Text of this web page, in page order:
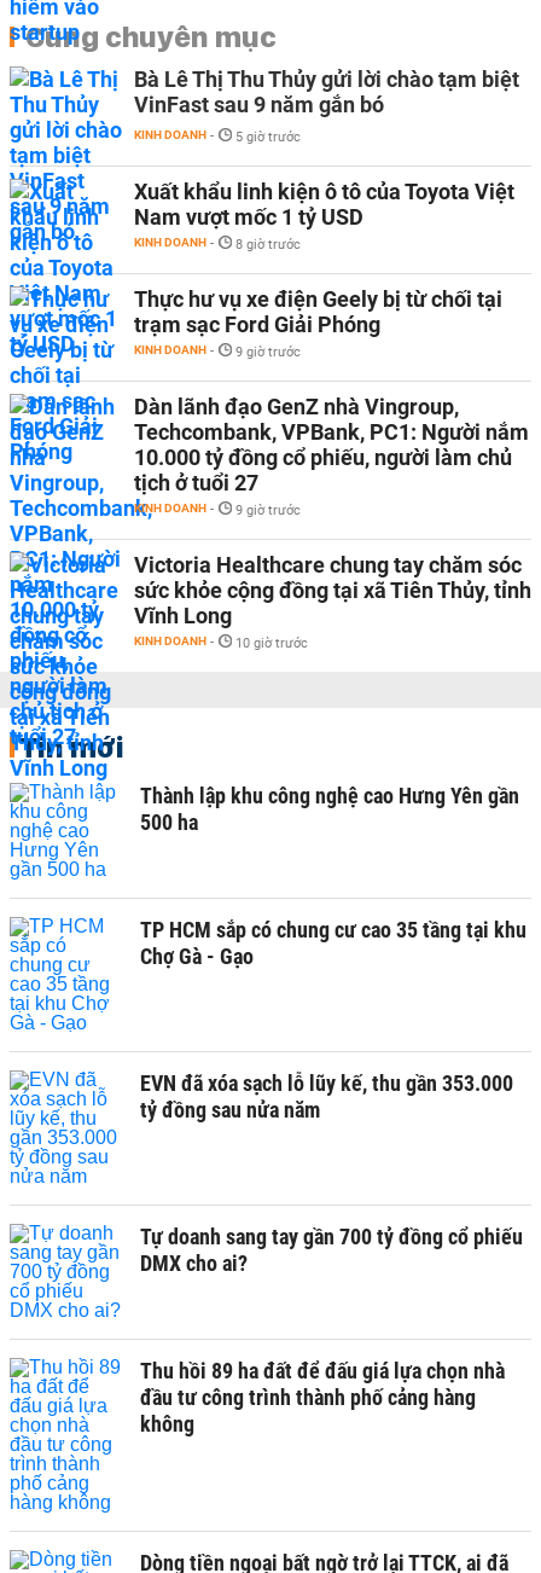
Cùng chuyên mục
Bà Lê Thị Thu Thủy gửi lời chào tạm biệt
VinFast sau 9 năm gắn bó
KINH DOANH - 5 giờ trước
Xuất khẩu linh kiện ô tô của Toyota Việt
Nam vượt mốc 1 tỷ USD
KINH DOANH - 8 giờ trước
Thực hư vụ xe điện Geely bị từ chối tại
trạm sạc Ford Giải Phóng
KINH DOANH - 9 giờ trước
Dàn lãnh đạo GenZ nhà Vingroup,
Techcombank, VPBank, PC1: Người nắm
10.000 tỷ đồng cổ phiếu, người làm chủ
tịch ở tuổi 27
KINH DOANH - 9 giờ trước
Victoria Healthcare chung tay chăm sóc
sức khỏe cộng đồng tại xã Tiên Thủy, tỉnh
Vĩnh Long
KINH DOANH - 10 giờ trước
Tin mới
Thành lập khu công nghệ cao Hưng Yên gần
500 ha
TP HCM sắp có chung cư cao 35 tầng tại khu
Chợ Gà - Gạo
EVN đã xóa sạch lỗ lũy kế, thu gần 353.000
tỷ đồng sau nửa năm
Tự doanh sang tay gần 700 tỷ đồng cổ phiếu
DMX cho ai?
Thu hồi 89 ha đất để đấu giá lựa chọn nhà
đầu tư công trình thành phố cảng hàng
không
Dòng tiền ngoại bất ngờ trở lại TTCK, ai đã